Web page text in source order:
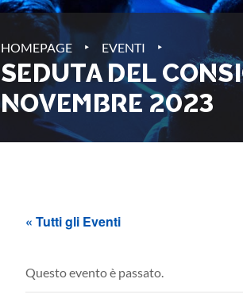
HOMEPAGE ‣ EVENTI ‣
SEDUTA DEL
NOVEMBRE 2023
« Tutti gli Eventi
Questo evento è passato.